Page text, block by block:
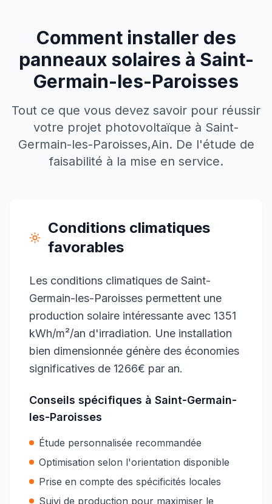
Comment installer des
panneaux solaires à Saint-
Germain-les-Paroisses
Tout ce que vous devez savoir pour réussir
votre projet photovoltaïque à Saint-
Germain-les-Paroisses,Ain. De l'étude de
faisabilité à la mise en service.
Conditions climatiques
favorables
Les conditions climatiques de Saint-
Germain-les-Paroisses permettent une
production solaire intéressante avec 1351
kWh/m²/an d'irradiation. Une installation
bien dimensionnée génère des économies
significatives de 1266€ par an.
Conseils spécifiques à Saint-Germain-
les-Paroisses
Étude personnalisée recommandée
Optimisation selon l'orientation disponible
Prise en compte des spécificités locales
Suivi de production pour maximiser le